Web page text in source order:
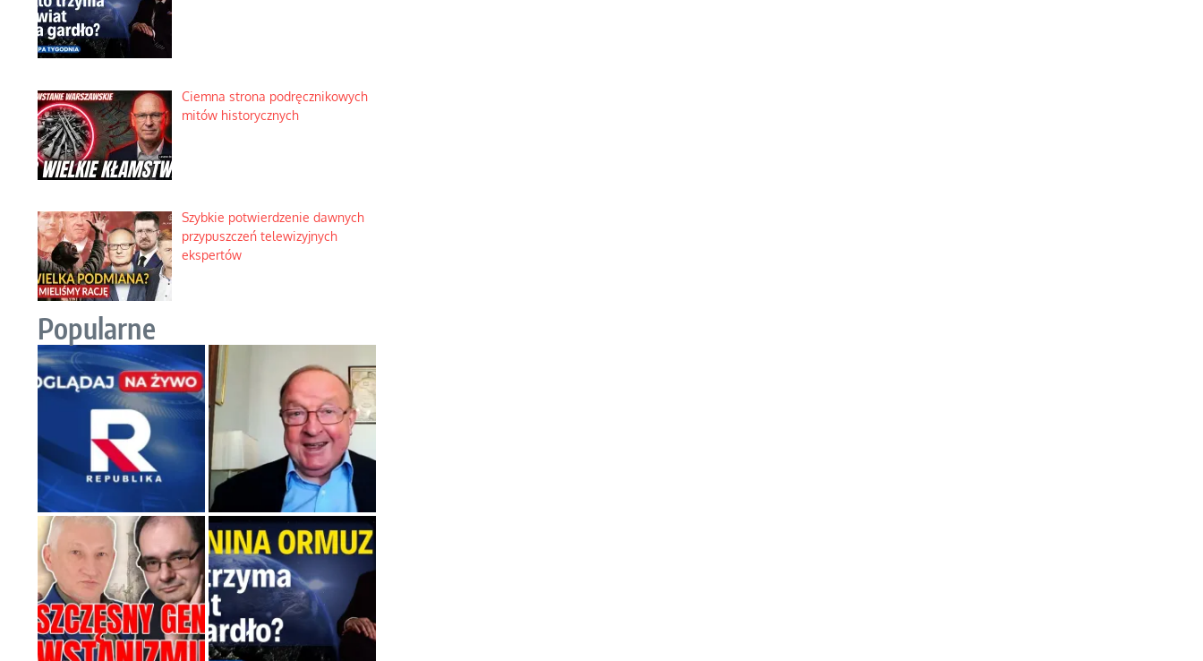
Ciemna strona podręcznikowych
mitów historycznych
Szybkie potwierdzenie dawnych
przypuszczeń telewizyjnych
ekspertów
Popularne